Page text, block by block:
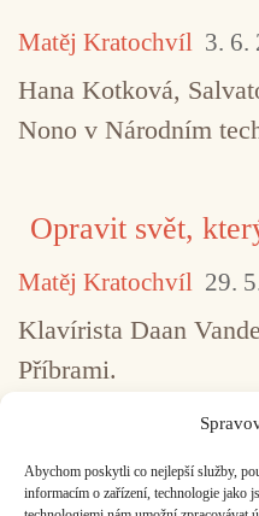
Abychom poskytli co nejlepší služby,
informacím o zařízení, technologie jako
Matěj Kratochvíl 3. 6.
Hana Kotková,
Nono v Národním
Opravit svět,
Matěj Kratochvíl 29.
Klavírista Daan
Příbrami.
1 2 3 4